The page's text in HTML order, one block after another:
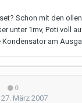
Schon mit den
unter 1mv, Poti voll
Kondensator am
0
27. März 2007